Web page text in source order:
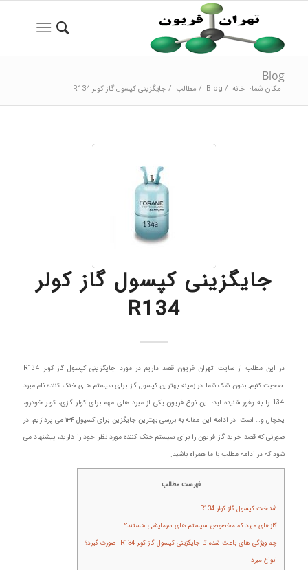
Blog
مکان شما: خانه /
Blog
/ مطالب / جایگزینی کپسول گاز کولر R134
جایگزینی کپسول گاز کولر
R134
در این مطلب از سایت تهران فریون قصد داریم در مورد جایگزینی کپسول گاز کولر R134
صحبت کنیم. بدون شک شما در زمینه بهترین کپسول گاز برای سیستم های خنک کننده نام مبرد
134 را به وفور شنیده اید؛ این نوع فریون یکی از مبرد های مهم برای کولر گازی، کولر خودرو،
یخچال و… است. در ادامه این مقاله به بررسی بهترین جایگزین برای کسپول ۱۳۴ می پردازیم، در
صورتی که قصد خرید گاز فریون را برای سیستم خنک کننده مورد نظر خود را دارید، پیشنهاد می
شود که در ادامه مطلب با ما همراه باشید.
فهرست مطالب
شناخت کپسول گاز کولر R134
گازهای مبرد که مخصوص سیستم های سرمایشی هستند؟
چه ویژگی های باعث شده تا جایگزینی کپسول گاز کولر R134 صورت گیرد؟
انواع مبرد